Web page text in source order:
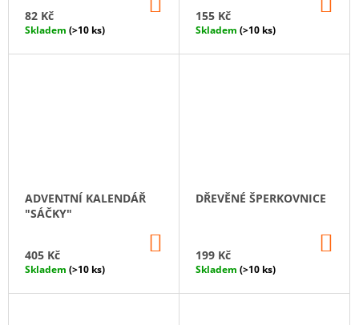
82 Kč
KOŠÍKU
Skladem (>10 ks)
155 Kč
Skladem (>10 ks)
ADVENTNÍ KALENDÁŘ
"SÁČKY"
405 Kč KOŠÍKU
Skladem (>10 ks)
DŘEVĚNÉ ŠPERKOVNICE
199 Kč
Skladem (>10 ks)